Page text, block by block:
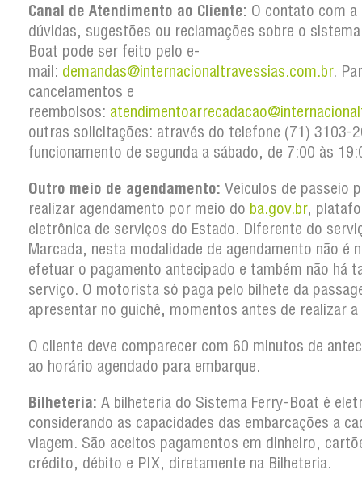
Canal de Atendimento ao Cliente: O contato com a
dúvidas, sugestões ou reclamações sobre o
Boat pode ser feito pelo e-
mail: demandas@internacionaltravessias.com.br.
cancelamentos e
reembolsos:
outras solicitações: através do telefone (71) 3103-
funcionamento de segunda a sábado, de 7:00 às
Outro meio de agendamento: Veículos de passeio
realizar agendamento por meio do ba.gov.br,
eletrônica de serviços do Estado. Diferente do
Marcada, nesta modalidade de agendamento não é
efetuar o pagamento antecipado e também não há
serviço. O motorista só paga pelo bilhete da
apresentar no guichê, momentos antes de realizar
O cliente deve comparecer com 60 minutos de
ao horário agendado para embarque.
Bilheteria: A bilheteria do Sistema Ferry-Boat é
considerando as capacidades das embarcações a
viagem. São aceitos pagamentos em dinheiro,
crédito, débito e PIX, diretamente na Bilheteria.